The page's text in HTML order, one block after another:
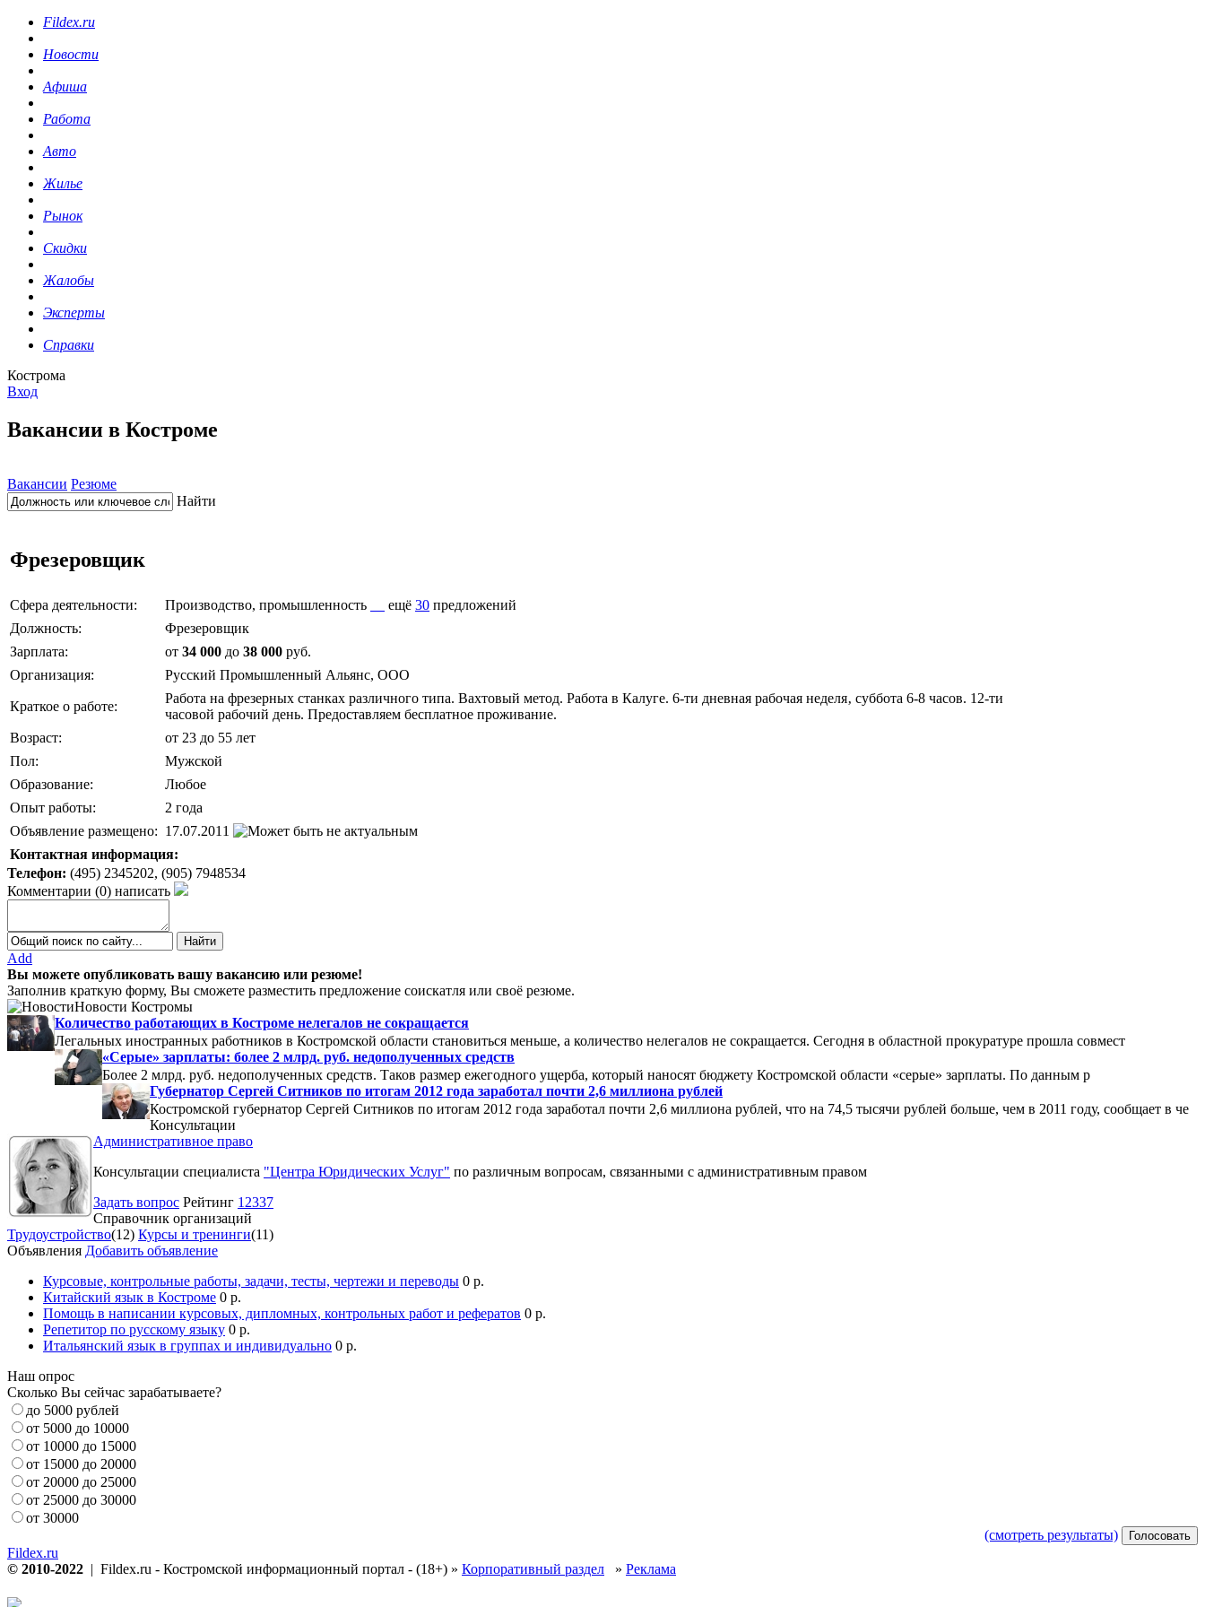
Fildex.ru
Новости
Афиша
Работа
Авто
Жилье
Рынок
Скидки
Жалобы
Эксперты
Справки
Кострома
Вход
Вакансии в Костроме
Вакансии Резюме
Найти
Фрезеровщик
Сфера деятельности: Производство, промышленность ещё 30 предложений
Должность:
Фрезеровщик
Зарплата:
от 34 000 до 38 000 руб.
Организация:
Русский Промышленный Альянс, ООО
Краткое о работе:
Работа на фрезерных станках различного типа. Вахтовый метод. Работа в Калуге. 6-ти дневная рабочая неделя‚ суббота 6-8 часов. 12-ти
часовой рабочий день. Предоставляем бесплатное проживание.
Возраст:
от 23 до 55 лет
Пол:
Мужской
Образование:
Любое
Опыт работы:
2 года
Объявление размещено: 17.07.2011
Контактная информация:
Телефон: (495) 2345202, (905) 7948534
Комментарии (0) написать
Add
Вы можете опубликовать вашу вакансию или резюме!
Заполнив краткую форму, Вы сможете разместить предложение соискатля или своё резюме.
Новости Костромы
Количество работающих в Костроме нелегалов не сокращается
Легальных иностранных работников в Костромской области становиться меньше, а количество нелегалов не сокращается. Сегодня в областной прокуратуре прошла совмест
«Серые» зарплаты: более 2 млрд. руб. недополученных средств
Более 2 млрд. руб. недополученных средств. Таков размер ежегодного ущерба, который наносят бюджету Костромской области «серые» зарплаты. По данным р
Губернатор Сергей Ситников по итогам 2012 года заработал почти 2,6 миллиона рублей
Костромской губернатор Сергей Ситников по итогам 2012 года заработал почти 2,6 миллиона рублей, что на 74,5 тысячи рублей больше, чем в 2011 году, сообщает в че
Консультации
Административное право
Консультации специалиста "Центра Юридических Услуг" по различным вопросам, связанными с административным правом
Задать вопрос Рейтинг 12337
Справочник организаций
Трудоустройство(12) Курсы и тренинги(11)
Объявления Добавить объявление
Курсовые, контрольные работы, задачи, тесты, чертежи и переводы 0 р.
Китайский язык в Костроме 0 р.
Помощь в написании курсовых, дипломных, контрольных работ и рефератов 0 р.
Репетитор по русскому языку 0 р.
Итальянский язык в группах и индивидуально 0 р.
Наш опрос
Сколько Вы сейчас зарабатываете?
до 5000 рублей
от 5000 до 10000
от 10000 до 15000
от 15000 до 20000
от 20000 до 25000
от 25000 до 30000
от 30000
(смотреть результаты)
Fildex.ru
© 2010-2022 | Fildex.ru - Костромской информационный портал - (18+) » Корпоративный раздел » Реклама